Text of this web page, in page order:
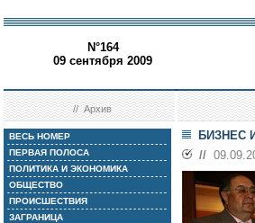
N°164
09 сентября 2009
//Архив
ВЕСЬ НОМЕР
ПЕРВАЯ ПОЛОСА
ПОЛИТИКА И ЭКОНОМИКА
ОБЩЕСТВО
ПРОИСШЕСТВИЯ
ЗАГРАНИЦА
БИЗНЕС
//